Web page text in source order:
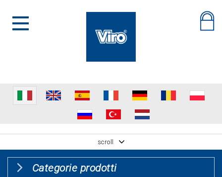
scroll
Categorie prodotti